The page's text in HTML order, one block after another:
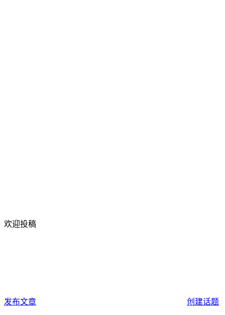
欢迎投稿
发布文章 创建话题